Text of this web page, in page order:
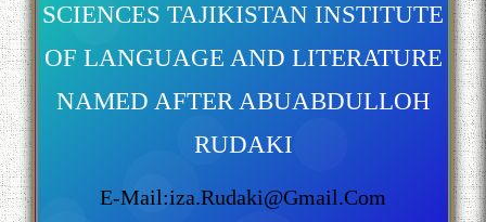
SCIENCES TAJIKISTAN INSTITUTE
OF LANGUAGE AND LITERATURE
NAMED AFTER ABUABDULLOH
RUDAKI
E-Mail:iza.rudaki@gmail.com